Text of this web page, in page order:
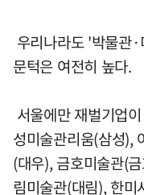
우리나라도 '박물관
문턱은 여전히 높다.
서울에만 재벌기업
성미술관리움(삼성),
(대우), 금호미술관(
림미술관(대림), 한